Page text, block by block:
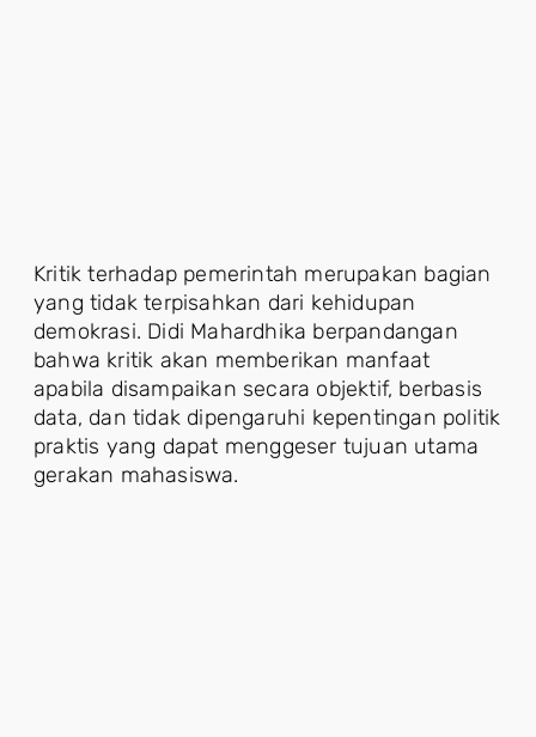
Kritik terhadap pemerintah merupakan bagian
yang tidak terpisahkan dari kehidupan
demokrasi. Didi Mahardhika berpandangan
bahwa kritik akan memberikan manfaat
apabila disampaikan secara objektif, berbasis
data, dan tidak dipengaruhi kepentingan politik
praktis yang dapat menggeser tujuan utama
gerakan mahasiswa.